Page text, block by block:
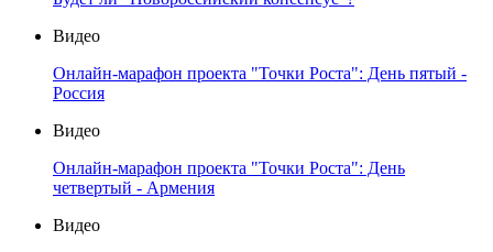
Видео
Онлайн-марафон проекта "Точки Роста": День пятый -
Россия
Видео
Онлайн-марафон проекта "Точки Роста": День
четвертый - Армения
Видео